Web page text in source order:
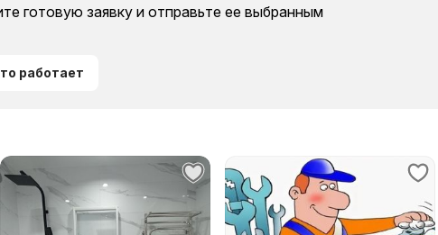
готовую заявку и отправьте ее выбранным
работает